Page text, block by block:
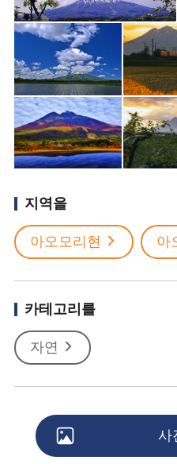
지역을
아오모리현 아
카테고리를
자연
사